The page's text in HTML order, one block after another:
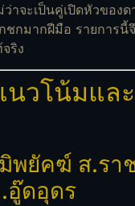
าจะเป็นคู่เปิดหัวของด
กมากฝีมือ รายการนี้
ริง
นวโน้มแล
พยัคฆ์ ส.รา
อู๊ดอุดร